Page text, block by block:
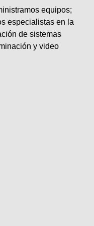
equipos;
especialistas en la
de sistemas
y video